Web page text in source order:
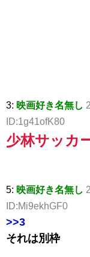
3: 映画好き名無し
ID:1g41ofK80
少林サッカ
5: 映画好き名無し
ID:Mi9ekhGF0
>>3
それは別枠